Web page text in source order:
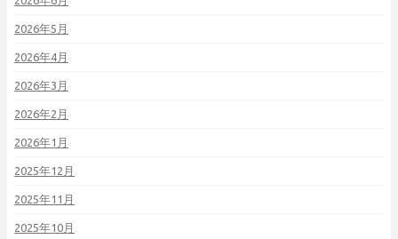
2026年5月
2026年4月
2026年3月
2026年2月
2026年1月
2025年12月
2025年11月
2025年10月